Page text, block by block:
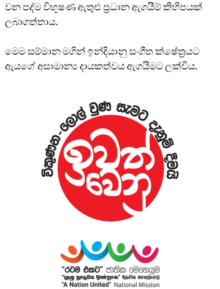
වන පද්ම විභූෂණ ඇතුළු ප්‍රධාන ඇගයීම් කිහිපයක්
ලබාගත්තාය.
මෙම සම්මාන මගින් ඉන්දියානු සංගීත ක්ෂේත්‍රයට
ඇයගේ අසාමාන්‍ය දායකත්වය ඇගයීමට ලක්විය.